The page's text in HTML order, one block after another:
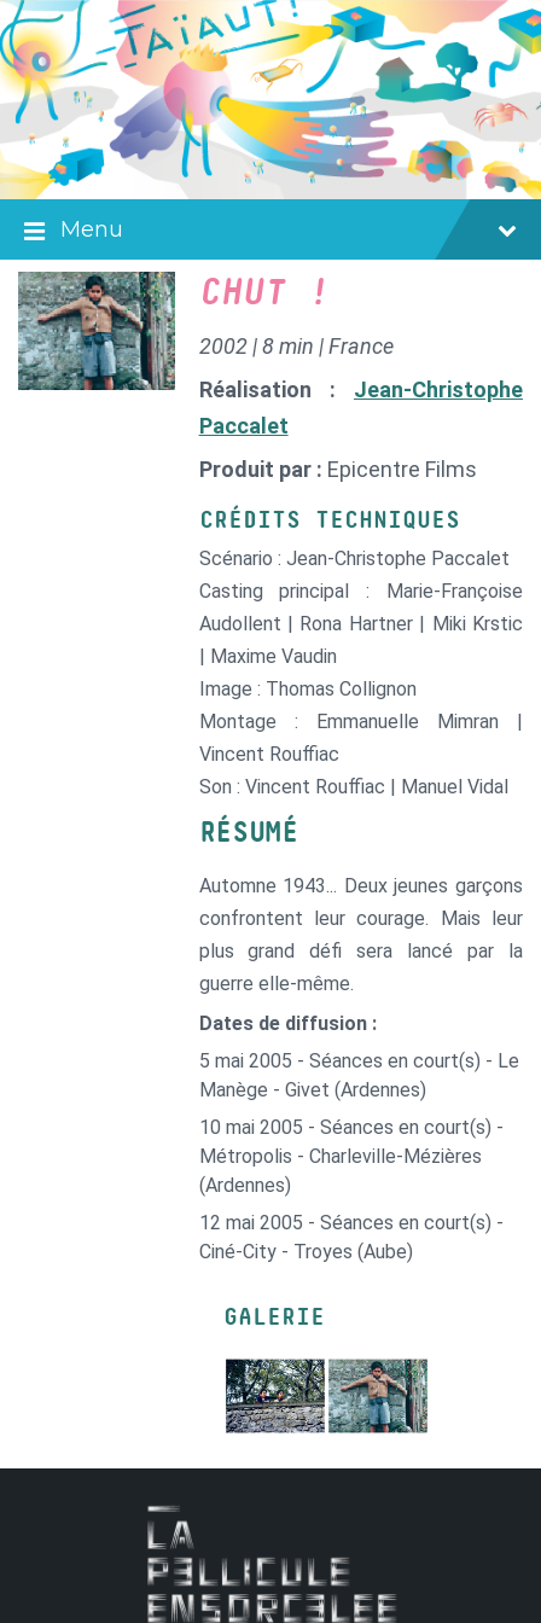
Skip
to
content
Skip
to
main
navigation
Skip
to
footer
Menu
CHUT !
2002 | 8 min | France
Réalisation : Jean-Christophe
Paccalet
Produit par : Epicentre Films
CRÉDITS TECHNIQUES
Scénario : Jean-Christophe Paccalet
Casting principal : Marie-Françoise
Audollent | Rona Hartner | Miki Krstic
| Maxime Vaudin
Image : Thomas Collignon
Montage : Emmanuelle Mimran |
Vincent Rouffiac
Son : Vincent Rouffiac | Manuel Vidal
RÉSUMÉ
Automne 1943... Deux jeunes garçons
confrontent leur courage. Mais leur
plus grand défi sera lancé par la
guerre elle-même.
Dates de diffusion :
5 mai 2005 - Séances en court(s) - Le
Manège - Givet (Ardennes)
10 mai 2005 - Séances en court(s) -
Métropolis - Charleville-Mézières
(Ardennes)
12 mai 2005 - Séances en court(s) -
Ciné-City - Troyes (Aube)
GALERIE